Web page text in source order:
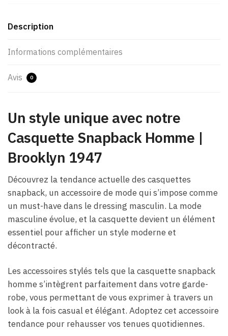
Description
Informations complémentaires
Avis 0
Un style unique avec notre
Casquette Snapback Homme​ |
Brooklyn 1947
Découvrez la tendance actuelle des casquettes
snapback, un accessoire de mode qui s’impose comme
un must-have dans le dressing masculin. La mode
masculine évolue, et la casquette devient un élément
essentiel pour afficher un style moderne et
décontracté.
Les accessoires stylés tels que la casquette snapback
homme s’intègrent parfaitement dans votre garde-
robe, vous permettant de vous exprimer à travers un
look à la fois casual et élégant. Adoptez cet accessoire
tendance pour rehausser vos tenues quotidiennes.